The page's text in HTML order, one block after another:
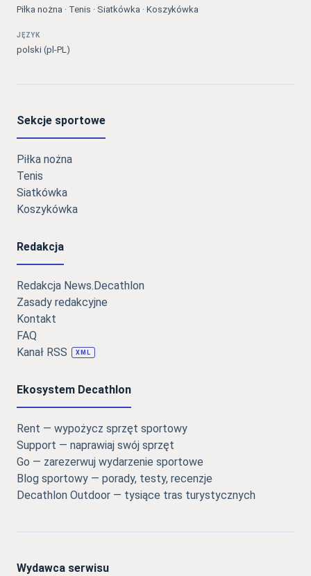
Piłka nożna · Tenis · Siatkówka · Koszykówka
JĘZYK
polski (pl-PL)
Sekcje sportowe
Piłka nożna
Tenis
Siatkówka
Koszykówka
Redakcja
Redakcja News.Decathlon
Zasady redakcyjne
Kontakt
FAQ
Kanał RSS
XML
Ekosystem Decathlon
Rent — wypożycz sprzęt sportowy
Support — naprawiaj swój sprzęt
Go — zarezerwuj wydarzenie sportowe
Blog sportowy — porady, testy, recenzje
Decathlon Outdoor — tysiące tras turystycznych
Wydawca serwisu